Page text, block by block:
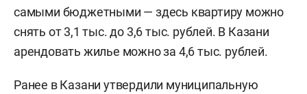
самыми бюджетными — здесь квартиру можно
снять от 3,1 тыс. до 3,6 тыс. рублей. В Казани
арендовать жилье можно за 4,6 тыс. рублей.
Ранее в Казани утвердили муниципальную